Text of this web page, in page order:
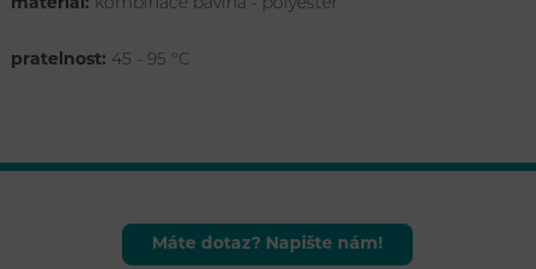
materiál: kombinace bavlna - polyester
pratelnost: 45 - 95 °C
Máte dotaz? Napište nám!